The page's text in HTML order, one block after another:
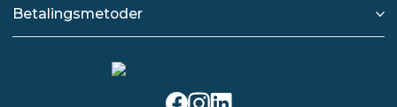
Betalingsmetoder